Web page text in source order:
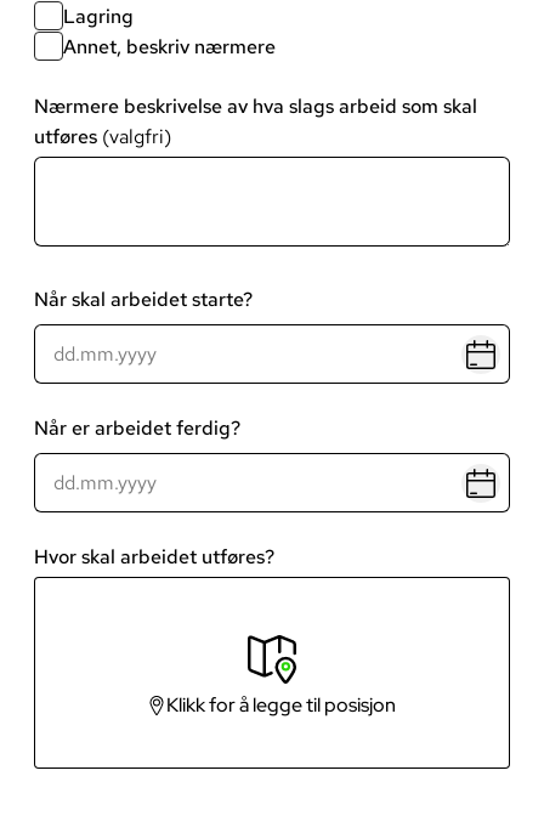
Lagring
Annet, beskriv nærmere
Nærmere beskrivelse av hva slags arbeid som skal
utføres
Når skal arbeidet starte?
Når er arbeidet ferdig?
Hvor skal arbeidet utføres?
Klikk for å legge til posisjon